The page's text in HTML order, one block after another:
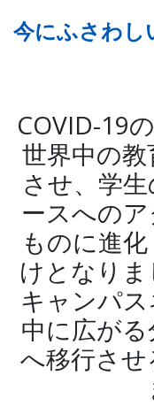
今にふさわし
COVID-19
世界中の
させ、学
ースへの
ものに進
けとなりま
キャンパ
中に広が
へ移行さ